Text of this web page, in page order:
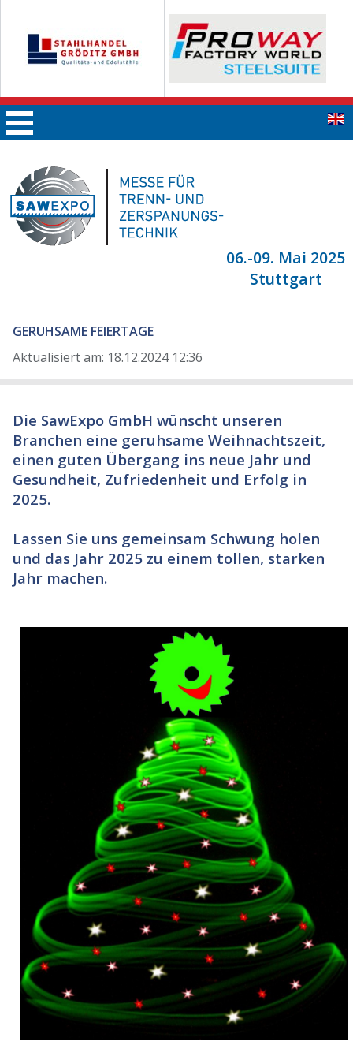
06.-09. Mai 2025
Stuttgart
GERUHSAME FEIERTAGE
Aktualisiert am: 18.12.2024 12:36
Die SawExpo GmbH wünscht unseren
Branchen eine geruhsame Weihnachtszeit,
einen guten Übergang ins neue Jahr und
Gesundheit, Zufriedenheit und Erfolg in
2025.
Lassen Sie uns gemeinsam Schwung holen
und das Jahr 2025 zu einem tollen, starken
Jahr machen.